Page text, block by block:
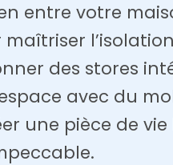
entre votre
maîtriser
des stores
avec du
une pièce de